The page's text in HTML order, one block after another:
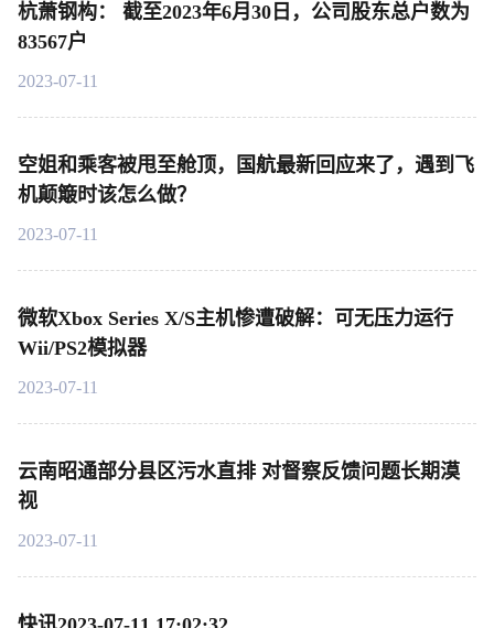
杭萧钢构： 截至2023年6月30日，公司股东总户数为
83567户
2023-07-11
空姐和乘客被甩至舱顶，国航最新回应来了，遇到飞
机颠簸时该怎么做？
2023-07-11
微软Xbox Series X/S主机惨遭破解：可无压力运行
Wii/PS2模拟器
2023-07-11
云南昭通部分县区污水直排 对督察反馈问题长期漠
视
2023-07-11